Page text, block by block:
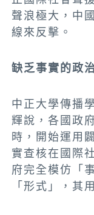
聲浪極大，中
線來反擊。
缺乏事實的政
中正大學傳播
輝說，各國政
時，開始運用
實查核在國際
府完全模仿「
「形式」，其